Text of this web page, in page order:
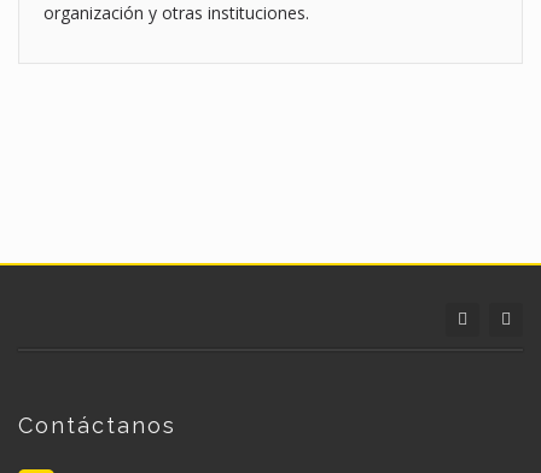
organización y otras instituciones.
Contáctanos